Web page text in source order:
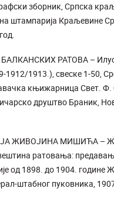
зборник, Српска
штампарија Краљевине
РАТОВА –
1912/1913.), свеске 1-50,
књижарница Свет.
друштво Браник,
ЖИВОЈИНА МИШИЋА –
ратовања:
од 1898. до 1904. године
штабног пуковника,